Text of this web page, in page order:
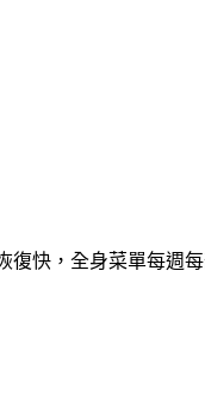
快，全身菜單每週每